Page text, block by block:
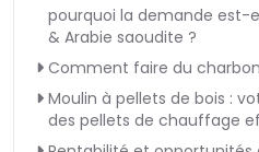
pourquoi la demande est-
& Arabie saoudite ?
Comment faire du
Moulin à pellets de bois :
des pellets de chauffage